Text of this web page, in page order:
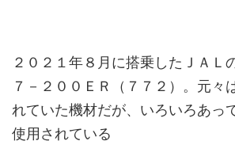
２０２１年８月に搭乗したＪＡＬ
７－２００ＥＲ（７７２）。元々
れていた機材だが、いろいろあっ
使用されている